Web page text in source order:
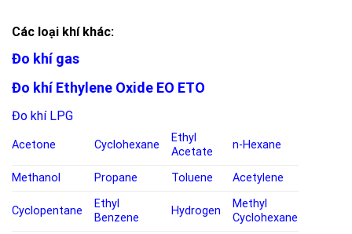
Các loại khí khác:
Đo khí gas
Đo khí Ethylene Oxide EO ETO
Đo khí LPG
Acetone Cyclohexane
Ethyl
Acetate
n-Hexane
Methanol Propane Toluene Acetylene
Cyclopentane
Ethyl
Benzene
Hydrogen
Methyl
Cyclohexane